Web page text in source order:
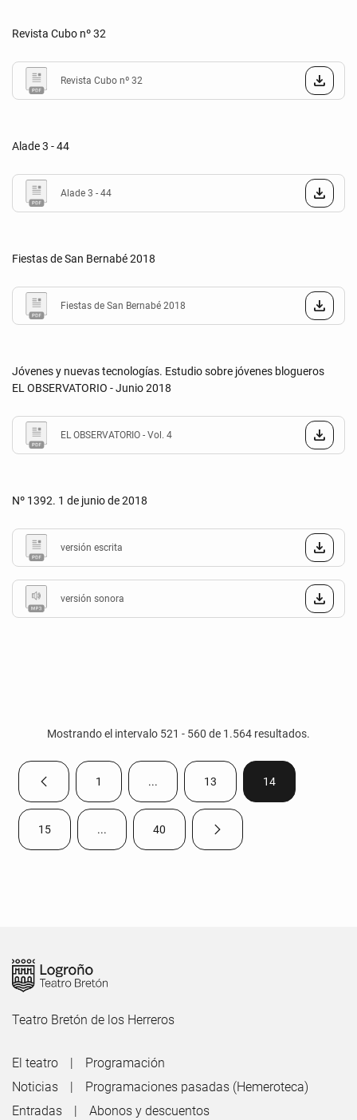
Revista Cubo nº 32
Revista Cubo nº 32
Alade 3 - 44
Alade 3 - 44
Fiestas de San Bernabé 2018
Fiestas de San Bernabé 2018
Jóvenes y nuevas tecnologías. Estudio sobre jóvenes blogueros
EL OBSERVATORIO - Junio 2018
EL OBSERVATORIO - Vol. 4
Nº 1392. 1 de junio de 2018
versión escrita
versión sonora
Mostrando el intervalo 521 - 560 de 1.564 resultados.
Página anteriorPágina
1 ...Páginas intermedias Use TAB para
Página
13 Página
14
Página
15 ...Páginas intermedias Use TAB para desplazarse.
Página
40 Página siguiente
Teatro Bretón de los Herreros
El teatro
Programación
Noticias
Programaciones pasadas (Hemeroteca)
Entradas
Abonos y descuentos